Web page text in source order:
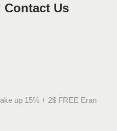
Contact Us
up 15% + 2$ FREE Eran